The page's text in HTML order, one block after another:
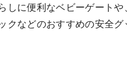
しに便利なベビーゲートや
クなどのおすすめの安全グ